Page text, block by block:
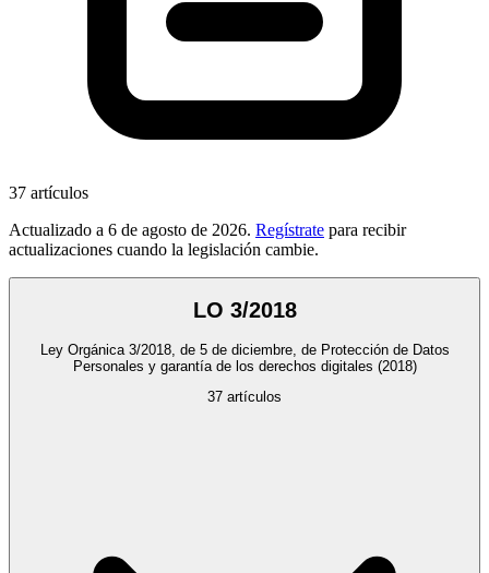
37 artículos
Actualizado a 6 de agosto de 2026. Regístrate para recibir
actualizaciones cuando la legislación cambie.
LO 3/2018
Ley Orgánica 3/2018, de 5 de diciembre, de Protección de Datos
Personales y garantía de los derechos digitales (2018)
37 artículos